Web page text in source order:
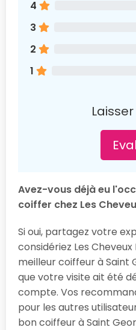
4
3
2
1
Avez-vous déjà eu
coiffer chez Les
Si oui, partagez votre
considériez Les
meilleur coiffeur à Saint
que votre visite ait été
compte. Vos
pour les autres
bon coiffeur à Saint